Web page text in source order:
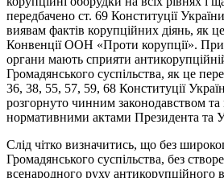
передбачено ст. 69 Конституції
виявам фактів корупційних діянь, як
Конвенції ООН «Проти корупції».
органи мають сприяти
Громадянського суспільства, як це
36, 38, 55, 57, 59, 68 Конституції
розгорнуто чинним законодавством та
нормативними актами Президента та
Слід чітко визначитись, що без
Громадянського суспільства, без
всенародного руху антикорупційного